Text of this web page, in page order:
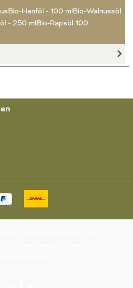
Hanföl - 100 mlBio-Walnussöl
- 250 mlBio-Rapsöl 100